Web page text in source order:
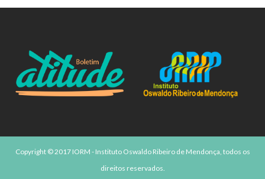
Copyright © 2017 IORM - Instituto Oswaldo Ribeiro de Mendonça, todos os
direitos reservados.